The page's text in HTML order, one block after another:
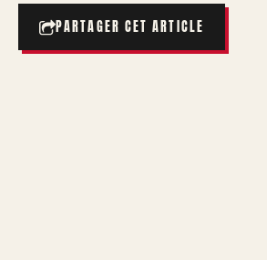
PARTAGER CET ARTICLE